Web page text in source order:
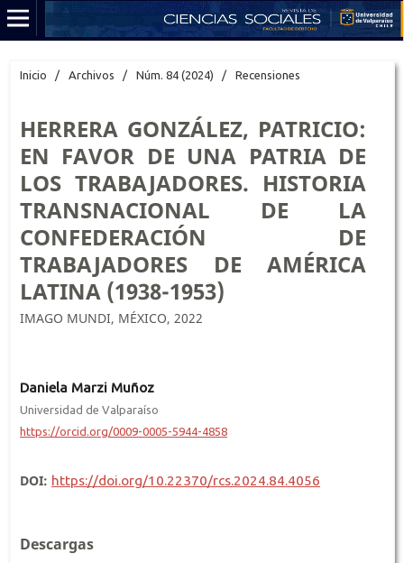
Inicio / Archivos / Núm. 84 (2024) / Recensiones
HERRERA GONZÁLEZ, PATRICIO:
EN FAVOR DE UNA PATRIA DE
LOS TRABAJADORES. HISTORIA
TRANSNACIONAL DE LA
CONFEDERACIÓN DE
TRABAJADORES DE AMÉRICA
LATINA (1938-1953)
IMAGO MUNDI, MÉXICO, 2022
Daniela Marzi Muñoz
Universidad de Valparaíso
https://orcid.org/0009-0005-5944-4858
DOI: https://doi.org/10.22370/rcs.2024.84.4056
Descargas